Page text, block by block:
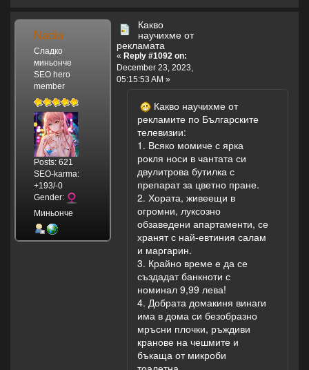
Nadia
Сладко
миньонче
SEO hero
member
Posts: 621
SEO-karma:
+193/-0
Gender:
Миньонче
Какво
научихме от
рекламата
« Reply #1092 on:
December 23, 2023,
05:15:53 AM »
Какво научихме от
рекламите по Българските
телевизии:
1. Всяко момиче с ярка
рокля носи в чантата си
двулитрова бутилка с
препарат за цветно пране.
2. Хората, живеещи в
огромни, луксозно
обзаведени апартаменти, се
хранят с най-евтиния салам
и маргарин.
3. Крайно време е да се
създадат банкноти с
номинал 9,99 лева!
4. Добрата домакиня винаги
има в дома си безобразно
мръсни плочки, ръждиви
кранове на чешмите и
бъкаща от микроби